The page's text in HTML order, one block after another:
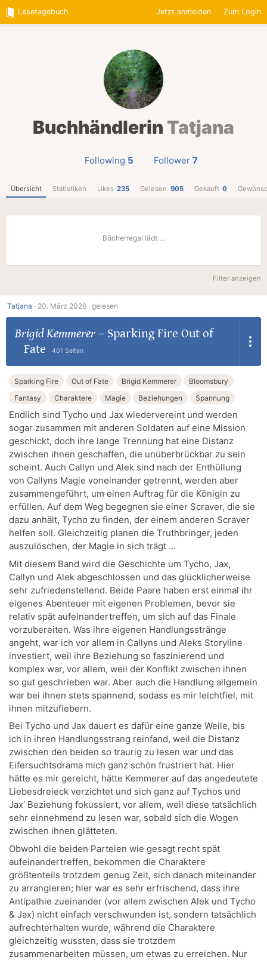
Lesetagebuch Jetzt anmelden Zum Login
Buchhändlerin Tatjana
Following 5 Follower 7
Übersicht Statistiken Likes 235 Gelesen 905 Gekauft 0
Bücherregal lädt …
Filter anzeigen
Tatjana · 20. März 2026 · gelesen
Brigid Kemmerer– Sparking Fire Out of
Fate
401 Seiten
Sparking Fire Out of Fate Brigid Kemmerer
Bloomsbury
Fantasy
Charaktere Magie Beziehungen Spannung
Endlich sind Tycho und Jax wiedervereint und werden
sogar zusammen mit anderen Soldaten auf eine Mission
geschickt, doch ihre lange Trennung hat eine Distanz
zwischen ihnen geschaffen, die unüberbrückbar zu sein
scheint. Auch Callyn und Alek sind nach der Enthüllung
von Callyns Magie voneinander getrennt, werden aber
zusammengeführt, um einen Auftrag für die Königin zu
erfüllen. Auf dem Weg begegnen sie einer Scraver, die sie
dazu anhält, Tycho zu finden, der einem anderen Scraver
helfen soll. Gleichzeitig planen die Truthbringer, jeden
auszulöschen, der Magie in sich trägt …
Mit diesem Band wird die Geschichte um Tycho, Jax,
Callyn und Alek abgeschlossen und das glücklicherweise
sehr zufriedenstellend. Beide Paare haben erst einmal ihr
eigenes Abenteuer mit eigenen Problemen, bevor sie
relativ spät aufeinandertreffen, um sich auf das Finale
vorzubereiten. Was ihre eigenen Handlungsstränge
angeht, war ich vor allem in Callyns und Aleks Storyline
investiert, weil ihre Beziehung so faszinierend und
komplex war, vor allem, weil der Konflikt zwischen ihnen
so gut geschrieben war. Aber auch die Handlung allgemein
war bei ihnen stets spannend, sodass es mir leichtfiel, mit
ihnen mitzufiebern.
Bei Tycho und Jax dauert es dafür eine ganze Weile, bis
ich in ihren Handlungsstrang reinfand, weil die Distanz
zwischen den beiden so traurig zu lesen war und das
Eifersuchtsdrama mich ganz schön frustriert hat. Hier
hätte es mir gereicht, hätte Kemmerer auf das angedeutete
Liebesdreieck verzichtet und sich ganz auf Tychos und
Jax‘ Beziehung fokussiert, vor allem, weil diese tatsächlich
sehr einnehmend zu lesen war, sobald sich die Wogen
zwischen ihnen glätteten.
Obwohl die beiden Parteien wie gesagt recht spät
aufeinandertreffen, bekommen die Charaktere
größtenteils trotzdem genug Zeit, sich danach miteinander
zu arrangieren; hier war es sehr erfrischend, dass ihre
Antipathie zueinander (vor allem zwischen Alek und Tycho
& Jax) nicht einfach verschwunden ist, sondern tatsächlich
aufrechterhalten wurde, während die Charaktere
gleichzeitig wussten, dass sie trotzdem
zusammenarbeiten müssen, um etwas zu erreichen. Nur